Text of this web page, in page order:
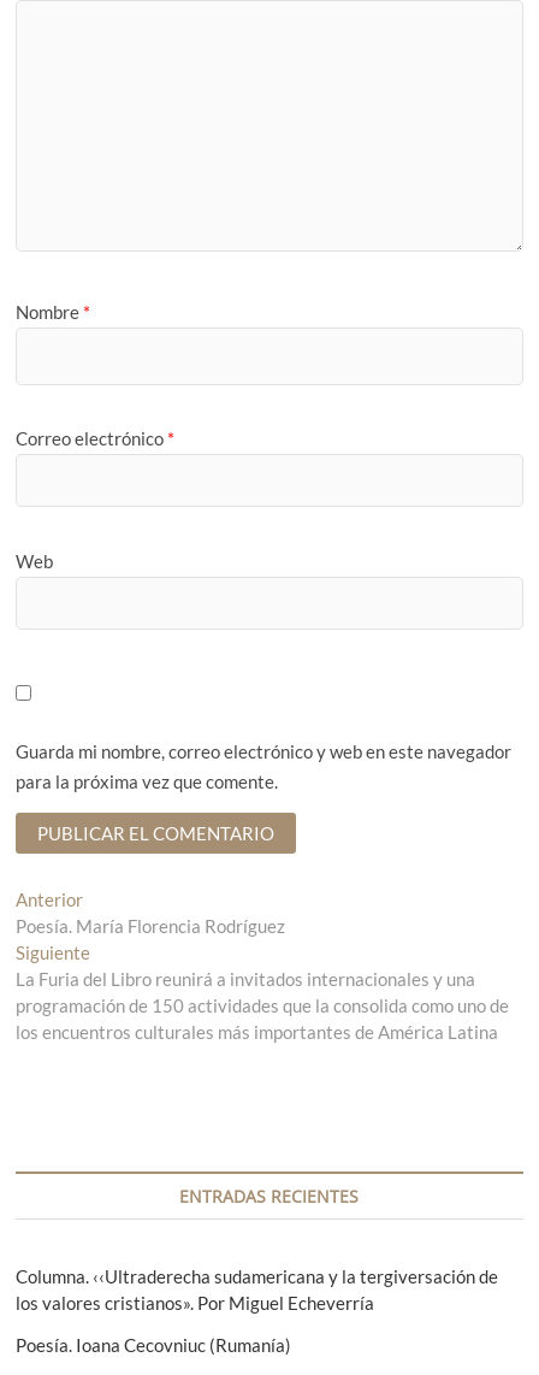
Nombre *
Correo electrónico *
Web
Guarda mi nombre, correo electrónico y web en este navegador
para la próxima vez que comente.
N
a
v
e
i
ó
d
e
Anterior
n
t
r
a
d
i
r
:
Poesía. María Florencia Rodríguez
Siguiente
n
t
r
u
e
n
e
La Furia del Libro reunirá a invitados internacionales y una
programación de 150 actividades que la consolida como uno de
los encuentros culturales más importantes de América Latina
ENTRADAS RECIENTES
Columna. ‹‹Ultraderecha sudamericana y la tergiversación de
los valores cristianos». Por Miguel Echeverría
Poesía. Ioana Cecovniuc (Rumanía)